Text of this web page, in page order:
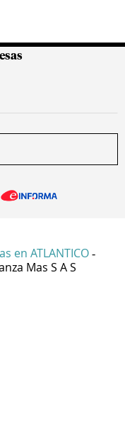
en ATLANTICO -
Mas S A S